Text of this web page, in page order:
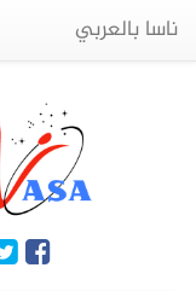
ناسا بالعربي